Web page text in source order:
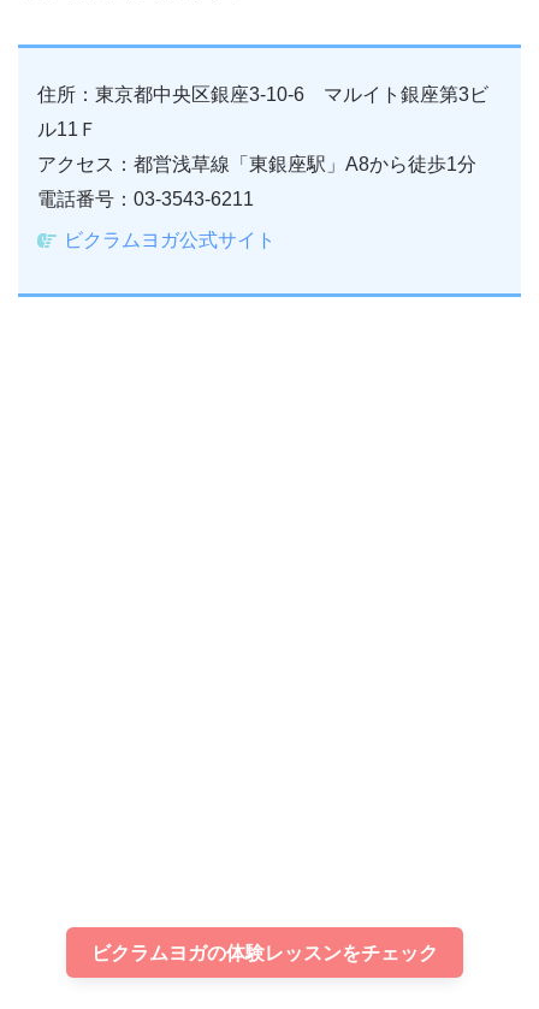
住所：東京都中央区銀座3-10-6 マルイト銀座第3ビ
ル11Ｆ
アクセス：都営浅草線「東銀座駅」A8から徒歩1分
電話番号：03-3543-6211
ビクラムヨガ公式サイト
ビクラムヨガの体験レッスンをチェック